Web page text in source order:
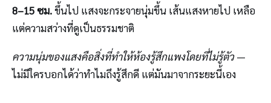
8–15 ซม.ขึ้นไป แสงจะกระจายนุ่มขึ้น เส้นแสงหายไป เหลือ
แต่ความสว่างที่ดูเป็นธรรมชาติ
ความนุ่มของแสงคือสิ่งที่ทำให้ห้องรู้สึกแพงโดยที่ไม่รู้ตัว—
ไม่มีใครบอกได้ว่าทำไมถึงรู้สึกดี แต่มันมาจากระยะนี้เอง